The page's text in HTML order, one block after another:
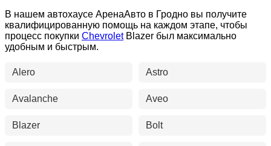
В нашем автохаусе АренаАвто в Гродно вы получите
квалифицированную помощь на каждом этапе, чтобы
процесс покупки ChevroletBlazer был максимально
удобным и быстрым.
Alero Astro
Avalanche Aveo
Blazer Bolt